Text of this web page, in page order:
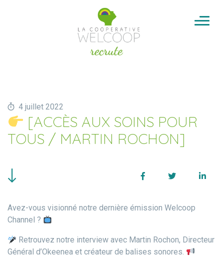
4 juillet 2022
[ACCÈS AUX SOINS POUR
TOUS / MARTIN ROCHON]
FacebookTwitter
Avez-vous visionné notre dernière émission Welcoop
Channel ?
Retrouvez notre interview avec Martin Rochon, Directeur
Général d’Okeenea et créateur de balises sonores.